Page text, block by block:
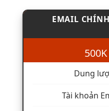
EMAIL
Dung
Tài khoản